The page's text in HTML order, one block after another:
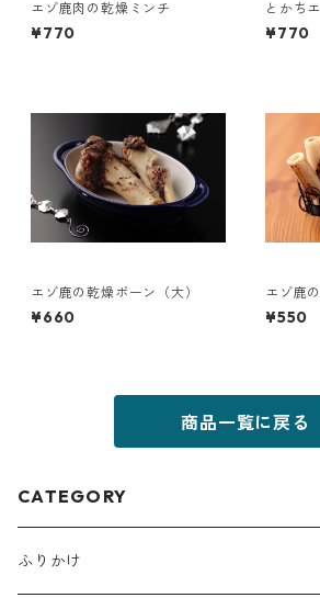
エゾ鹿肉の乾燥ミンチ
¥770
とかち
ー 40g
¥770
エゾ鹿の乾燥ボーン（大）
¥660
エゾ鹿
¥550
商品一覧に戻る
CATEGORY
ふりかけ